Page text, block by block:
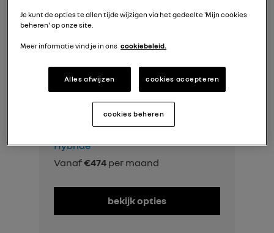
EVOLUTION
Hybride
Vanaf€474 per maand
bekijk opties
Je kunt de opties te allen tijde wijzigen via het gedeelte 'Mijn cookies
beheren' op onze site.
Meer informatie vind je in ons cookiebeleid.
Alles afwijzen cookies accepteren
cookies beheren